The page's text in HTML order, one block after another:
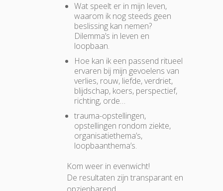
Wat speelt er in mijn leven,
waarom ik nog steeds geen
beslissing kan nemen?
Dilemma’s in leven en
loopbaan.
Hoe kan ik een passend ritueel
ervaren bij mijn gevoelens van
verlies, rouw, liefde, verdriet,
blijdschap, koers, perspectief,
richting, orde…
trauma-opstellingen,
opstellingen rondom ziekte,
organisatiethema’s,
loopbaanthema’s.
Kom weer in evenwicht!
De resultaten zijn transparant en